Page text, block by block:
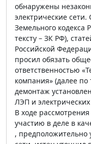
обнаружены
электрические
Земельного кодекса
тексту – ЗК РФ),
Российской
просил обязать
ответственностью
компания» (далее
демонтаж
ЛЭП и электрических
В ходе
участию в деле в
, предположительно